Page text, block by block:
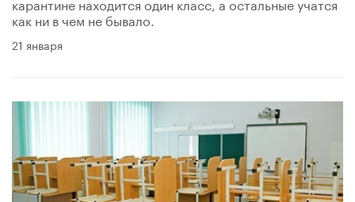
как ни в чем не бывало.
21 января